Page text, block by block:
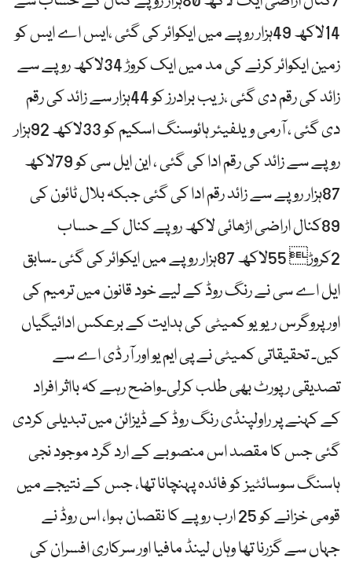
14لاکھ 49ہزار روپے میں ایکوائر کی گئی ،ایس اے ایس کو
زمین ایکوائر کرنے کی مد میں ایک کروڑ 34لاکھ روپے سے
زائد کی رقم دی گئی ،زیب برادرز کو 44ہزار سے زائد کی رقم
دی گئی ، آرمی ویلفیئر ہائوسنگ اسکیم کو 33لاکھ 92ہزار
روپے سے زائد کی رقم ادا کی گئی ، این ایل سی کو 79لاکھ
87ہزار روپے سے زائد رقم ادا کی گئی جبکہ بلال ٹائون کی
89کنال اراضی اڑھائی لاکھ روپے کنال کے حساب
2کروڑ 55لاکھ 87ہزار روپے میں ایکوائر کی گئی ۔سابق
ایل اے سی نے رنگ روڈ کے لیے خود قانون میں ترمیم کی
اور پروگرس ریویو کمیٹی کی ہدایت کے برعکس ادائیگیاں
کیں۔ تحقیقاتی کمیٹی نے پی ایم یو اور آر ڈی اے سے
تصدیقی رپورٹ بھی طلب کرلی۔واضح رہے کہ بااثر افراد
کے کہنے پر راولپنڈی رنگ روڈ کے ڈیزائن میں تبدیلی کردی
گئی جس کا مقصد اس منصوبے کے ارد گرد موجود نجی
ہاسنگ سوسائٹیز کو فائدہ پہنچانا تھا، جس کے نتیجے میں
قومی خزانے کو 25 ارب روپے کا نقصان ہوا، اس روڈ نے
جہاں سے گزرنا تھا وہاں لینڈ مافیا اور سرکاری افسران کی